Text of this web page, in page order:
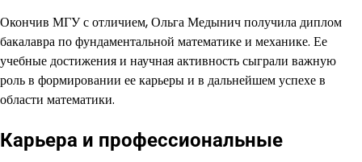
Окончив МГУ с отличием, Ольга Медынич получила диплом
бакалавра по фундаментальной математике и механике. Ее
учебные достижения и научная активность сыграли важную
роль в формировании ее карьеры и в дальнейшем успехе в
области математики.
Карьера и профессиональные